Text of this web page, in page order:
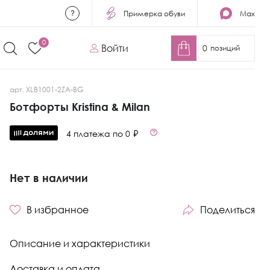
Примерка обуви Max
0
Войти 0 позиций
арт. XLB1001-2ZA-BG
Ботфорты Kristina & Milan
4 платежа по 0 ₽
Нет в наличии
В избранное Поделиться
Описание и характеристики